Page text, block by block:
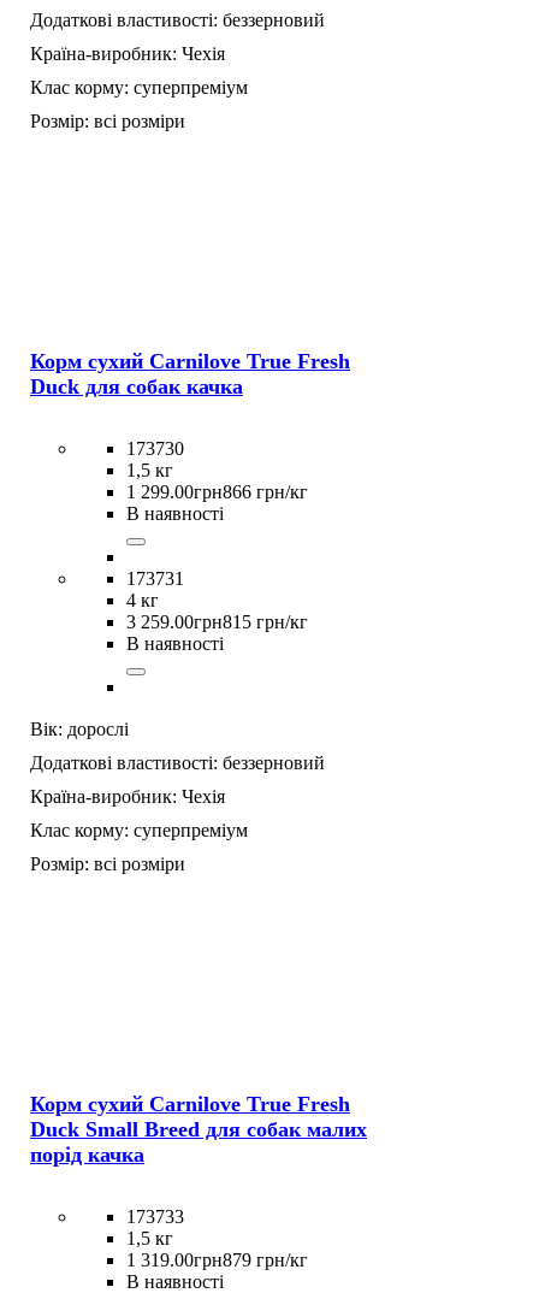
Додаткові властивості: беззерновий
Країна-виробник: Чехія
Клас корму: суперпреміум
Розмір: всі розміри
Корм сухий Carnilove True Fresh
Duck для cобак качка
173730
1,5 кг
1 299.00грн866 грн/кг
В наявності
173731
4 кг
3 259.00грн815 грн/кг
В наявності
Вік: дорослі
Додаткові властивості: беззерновий
Країна-виробник: Чехія
Клас корму: суперпреміум
Розмір: всі розміри
Корм сухий Carnilove True Fresh
Duck Small Breed для cобак малих
порід качка
173733
1,5 кг
1 319.00грн879 грн/кг
В наявності